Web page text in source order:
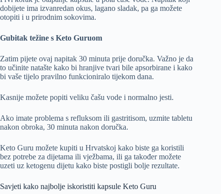
dobijete ima izvanredan okus, lagano sladak, pa ga možete
otopiti i u prirodnim sokovima.
Gubitak težine s Keto Guruom
Zatim pijete ovaj napitak 30 minuta prije doručka. Važno je da
to učinite natašte kako bi hranjive tvari bile apsorbirane i kako
bi vaše tijelo pravilno funkcioniralo tijekom dana.
Kasnije možete popiti veliku čašu vode i normalno jesti.
Ako imate problema s refluksom ili gastritisom, uzmite tabletu
nakon obroka, 30 minuta nakon doručka.
Keto Guru možete kupiti u Hrvatskoj kako biste ga koristili
bez potrebe za dijetama ili vježbama, ili ga također možete
uzeti uz ketogenu dijetu kako biste postigli bolje rezultate.
Savjeti kako najbolje iskoristiti kapsule Keto Guru